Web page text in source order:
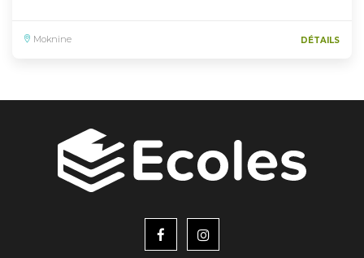
Moknine DÉTAILS